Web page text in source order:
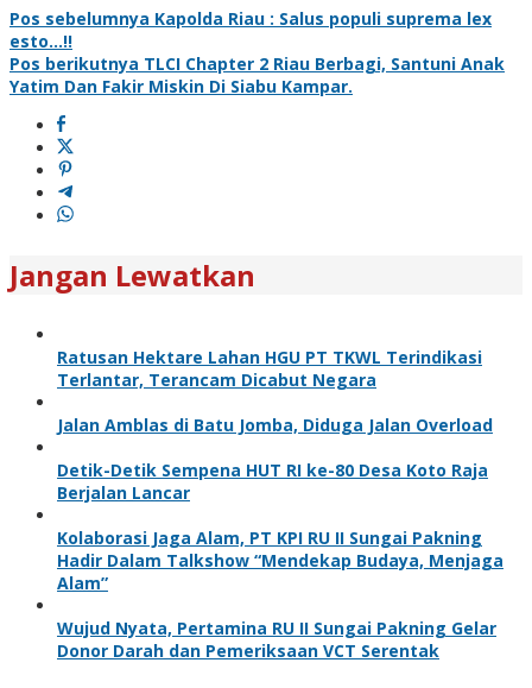
Pos sebelumnya Kapolda Riau : Salus populi suprema lex
esto…!!
Pos berikutnya TLCI Chapter 2 Riau Berbagi, Santuni Anak
Yatim Dan Fakir Miskin Di Siabu Kampar.
Jangan Lewatkan
Ratusan Hektare Lahan HGU PT TKWL Terindikasi
Terlantar, Terancam Dicabut Negara
Jalan Amblas di Batu Jomba, Diduga Jalan Overload
Detik-Detik Sempena HUT RI ke-80 Desa Koto Raja
Berjalan Lancar
Kolaborasi Jaga Alam, PT KPI RU II Sungai Pakning
Hadir Dalam Talkshow “Mendekap Budaya, Menjaga
Alam”
Wujud Nyata, Pertamina RU II Sungai Pakning Gelar
Donor Darah dan Pemeriksaan VCT Serentak